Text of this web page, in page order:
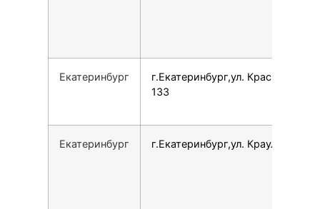
Екатеринбург
г.Екатеринбург,ул. Краснолесья,
133
Екатеринбург г.Екатеринбург,ул. Крауля, 2